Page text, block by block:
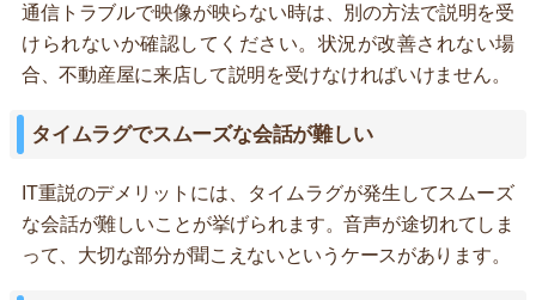
通信トラブルで映像が映らない時は、別の方法で説明を受
けられないか確認してください。状況が改善されない場
合、不動産屋に来店して説明を受けなければいけません。
タイムラグでスムーズな会話が難しい
IT重説のデメリットには、タイムラグが発生してスムーズ
な会話が難しいことが挙げられます。音声が途切れてしま
って、大切な部分が聞こえないというケースがあります。